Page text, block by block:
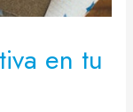
en tu